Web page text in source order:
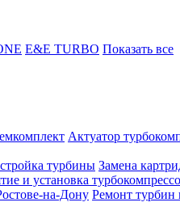
E&E TURBO Показать все
Актуатор
турбины Замена
и установка
на-Дону Ремонт турбин